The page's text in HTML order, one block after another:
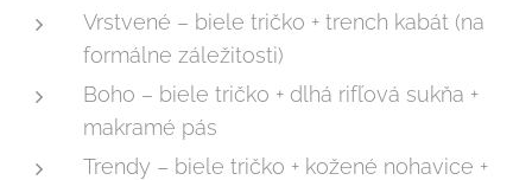
Vrstvené – biele tričko + trench kabát (na
formálne záležitosti)
Boho – biele tričko + dlhá rifľová sukňa +
makramé pás
Trendy – biele tričko + kožené nohavice +